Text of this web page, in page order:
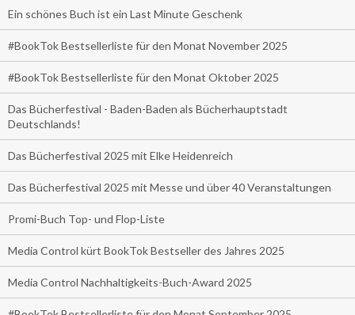
Ein schönes Buch ist ein Last Minute Geschenk
#BookTok Bestsellerliste für den Monat November 2025
#BookTok Bestsellerliste für den Monat Oktober 2025
Das Bücherfestival - Baden-Baden als Bücherhauptstadt
Deutschlands!
Das Bücherfestival 2025 mit Elke Heidenreich
Das Bücherfestival 2025 mit Messe und über 40 Veranstaltungen
Promi-Buch Top- und Flop-Liste
Media Control kürt BookTok Bestseller des Jahres 2025
Media Control Nachhaltigkeits-Buch-Award 2025